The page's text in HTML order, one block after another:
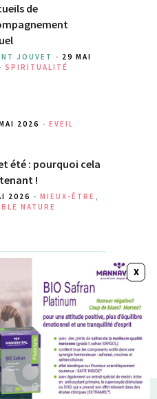
de
JOUVET - 29 MAI
SPIRITUALITÉ
2026 - EVEIL
été : pourquoi cela
!
2026 - MIEUX-ÊTRE
NATURE
Nourriture